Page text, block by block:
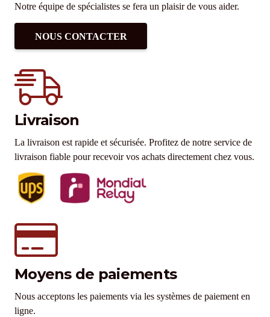
Notre équipe de spécialistes se fera un plaisir de vous aider.
NOUS CONTACTER
Livraison
La livraison est rapide et sécurisée. Profitez de notre service de
livraison fiable pour recevoir vos achats directement chez vous.
Moyens de paiements
Nous acceptons les paiements via les systèmes de paiement en
ligne.